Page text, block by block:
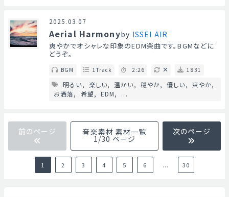
2025.03.07
Aerial Harmonyby ISSEI AIR
爽やかでオシャレな印象のEDM楽曲です。BGMなどに
どうぞ。
BGM 1Track 2:26 1831
明るい 楽しい 温かい 穏やか 優しい
爽やか
お洒落
希望 EDM ...
前のページ 音楽素材 素材一覧
1/30 ページ
次のページ
1 2 3 4 5 6 ... 30